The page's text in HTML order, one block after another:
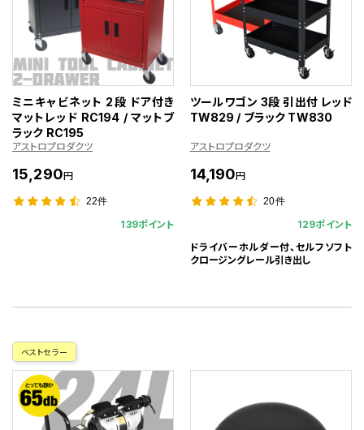
ミニキャビネット 2段 ドア付き
マットレッド RC194 / マットブ
ラック RC195
アストロプロダクツ
15,290円
22件
139ポイント
ツールワゴン 3段 引出付 レッド
TW829 / ブラック TW830
アストロプロダクツ
14,190円
20件
129ポイント
ドライバーホルダー付、セルフソフト
クロージングレール引き出し
ベストセラー